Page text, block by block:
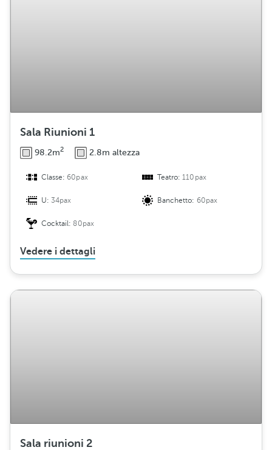
Sala Riunioni 1
98.2m2 2.8m altezza
Classe:60pax Teatro:110pax
U:34pax Banchetto: 60pax
Cocktail:80pax
Vedere i dettagli
Sala riunioni 2